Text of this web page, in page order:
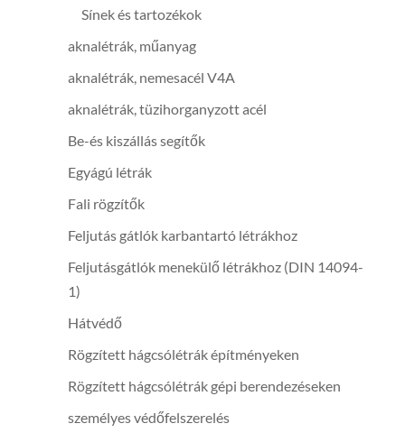
Sínek és tartozékok
aknalétrák, műanyag
aknalétrák, nemesacél V4A
aknalétrák, tüzihorganyzott acél
Be-és kiszállás segítők
Egyágú létrák
Fali rögzítők
Feljutás gátlók karbantartó létrákhoz
Feljutásgátlók menekülő létrákhoz (DIN 14094-
1)
Hátvédő
Rögzített hágcsólétrák építményeken
Rögzített hágcsólétrák gépi berendezéseken
személyes védőfelszerelés